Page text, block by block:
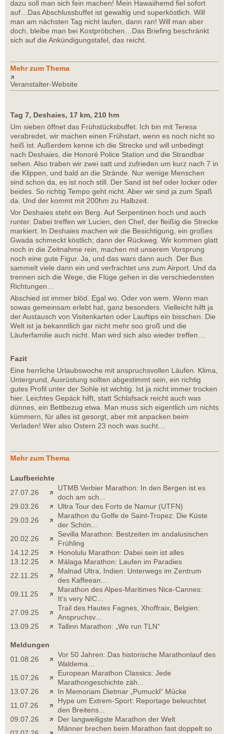
dazu soll man sich fein machen! Mein Hawaiihemd fiel sofort
auf…Das Abschlussbuffet ist gewaltig und superköstlich. Will
man am nächsten Tag nicht laufen, dann ran! Will man aber
doch, bleibe man bei Kostpröbchen…Das Briefing beschränkt
sich auf die Ankündigungstafel, das reicht.
Mehr zum Thema
Veranstalter-Website
Tag 7, Deshaies, 17 km, 210 hm
Um sieben öffnet das Frühstücksbuffet. Ich bin mit Teresa
verabredet, wir machen einen Frühstart, wenn es noch nicht so
heiß ist. Außerdem kenne ich die Strecke und will unbedingt
nach Deshaies, die Honoré Police Station und die Strandbar
sehen. Also traben wir zwei satt und zufrieden um kurz nach 7 in
die Klippen, und bald an die Strände. Nur wenige Menschen
sind schon da, es ist noch still. Der Sand ist tief oder locker oder
beides. So richtig Tempo geht nicht. Aber wir sind ja zum Spaß
da. Und der kommt mit 200hm zu Halbzeit.
Vor Deshaies steht ein Berg. Auf Serpentinen hoch und auch
runter. Dabei treffen wir Lucien, den Chef, der fleißig die Strecke
markiert. In Deshaies machen wir die Besichtigung, ein großes
Gwada schmeckt köstlich; dann der Rückweg. Wir kommen glatt
noch in die Zeitnahme rein, machen mit unserem Vorsprung
noch eine gute Figur. Ja, und das wars dann auch. Der Bus
sammelt viele dann ein und verfrachtet uns zum Airport. Und da
trennen sich die Wege, die Flüge gehen in die verschiedensten
Richtungen…
Abschied ist immer blöd. Egal wo. Oder von wem. Wenn man
sowas gemeinsam erlebt hat, ganz besonders. Vielleicht hilft ja
der Austausch von Visitenkarten oder Lauftips ein bisschen. Die
Welt ist ja bekanntlich gar nicht mehr soo groß und die
Läuferfamilie auch nicht. Man wird sich also wieder treffen…
Fazit
Eine herrliche Urlaubswoche mit anspruchsvollen Läufen. Klima,
Untergrund, Ausrüstung sollten abgestimmt sein, ein richtig
gutes Profil unter der Sohle ist wichtig. Ist ja nicht immer trocken
hier. Leichtes Gepäck hilft, statt Schlafsack reicht auch was
dünnes, ein Bettbezug etwa. Man muss sich eigentlich um nichts
kümmern, für alles ist gesorgt, aber mit anpacken beim
Verladen! Wer also Ostern 23 noch was sucht…
Mehr zum Thema
Laufberichte
27.07.26
UTMB Verbier Marathon: In den Bergen ist es
doch am sch...
29.03.26
Ultra Tour des Forts de Namur (UTFN)
29.03.26
Marathon du Golfe de Saint-Tropez: Die Küste
der Schön...
20.02.26
Sevilla Marathon: Bestzeiten im andalusischen
Frühling
14.12.25
Honolulu Marathon: Dabei sein ist alles
13.12.25
Málaga Marathon: Laufen im Paradies
22.11.25
Malnad Ultra, Indien: Unterwegs im Zentrum
des Kaffeean...
09.11.25
Marathon des Alpes-Maritimes Nice-Cannes:
It‘s very NIC...
27.09.25
Trail des Hautes Fagnes, Xhoffraix, Belgien:
Anspruchsv...
13.09.25
Tallinn Marathon: „We run TLN“
Meldungen
01.08.26
Vor 50 Jahren: Das historische Marathonlauf des
Waldema...
15.07.26
European Marathon Classics: Jede
Marathongeschichte zäh...
13.07.26
In Memoriam Dietmar „Pumuckl“ Mücke
11.07.26
Hype um Extrem-Sport: Reportage beleuchtet
den Breitens...
09.07.26
Der langweiligste Marathon der Welt
Männer brechen beim Marathon fast doppelt so